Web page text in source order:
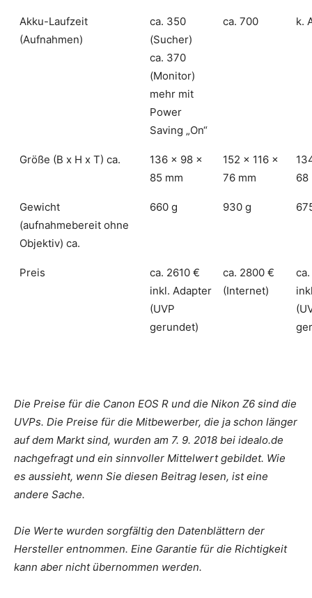
Akku-Laufzeit
(Aufnahmen)
ca. 350
(Sucher)
ca. 370
(Monitor)
mehr mit
Power
Saving „On“
ca. 700 k.
Größe (B x H x T) ca.
136 x 98 x
85 mm
152 x 116 x
76 mm
68
Gewicht
(aufnahmebereit ohne
Objektiv) ca.
660 g 930 g
Preis
ca. 2610 €
inkl. Adapter
(UVP
gerundet)
ca. 2800 €
(Internet)
Die Preise für die Canon EOS R und die Nikon Z6 sind die
UVPs. Die Preise für die Mitbewerber, die ja schon länger
auf dem Markt sind, wurden am 7. 9. 2018 bei idealo.de
nachgefragt und ein sinnvoller Mittelwert gebildet. Wie
es aussieht, wenn Sie diesen Beitrag lesen, ist eine
andere Sache.
Die Werte wurden sorgfältig den Datenblättern der
Hersteller entnommen. Eine Garantie für die Richtigkeit
kann aber nicht übernommen werden.